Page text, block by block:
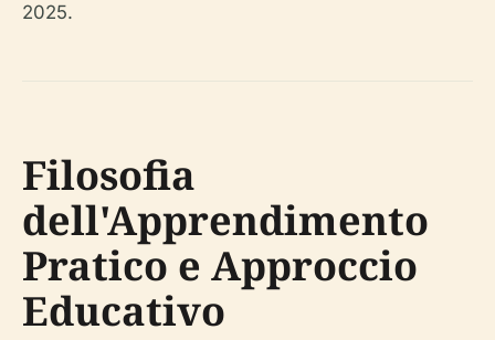
2025.
Filosofia
dell'Apprendimento
Pratico e Approccio
Educativo